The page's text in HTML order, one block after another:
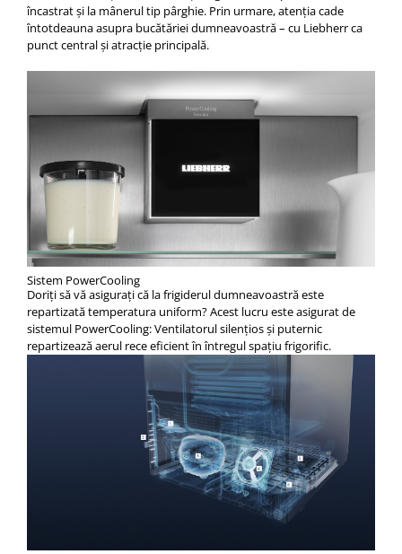
încastrat și la mânerul tip pârghie. Prin urmare, atenția cade
întotdeauna asupra bucătăriei dumneavoastră – cu Liebherr ca
punct central și atracție principală.
Sistem PowerCooling
Doriţi să vă asiguraţi că la frigiderul dumneavoastră este
repartizată temperatura uniform? Acest lucru este asigurat de
sistemul PowerCooling: Ventilatorul silenţios şi puternic
repartizează aerul rece eficient în întregul spaţiu frigorific.